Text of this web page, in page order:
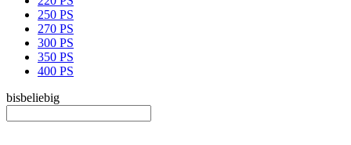
250 PS
270 PS
300 PS
350 PS
400 PS
bisbeliebig